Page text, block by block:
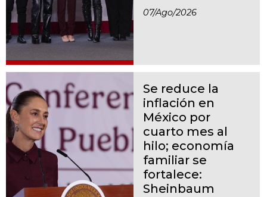
07/ago/2026
Se reduce la
inflación en
México por
cuarto mes al
hilo; economía
familiar se
fortalece:
Sheinbaum